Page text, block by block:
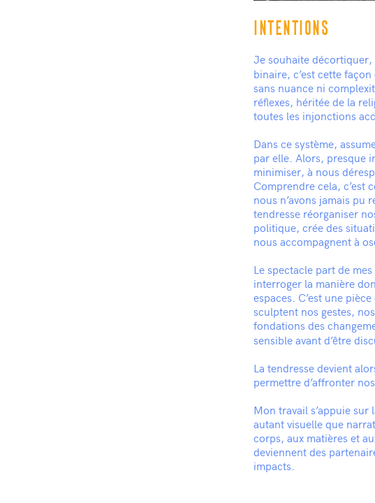
INTENTIONS
Je souhaite décortiquer,
binaire, c’est cette
sans nuance ni
réflexes, héritée de la
toutes les injonctions
Dans ce système,
par elle. Alors, presque
minimiser, à nous
Comprendre cela, c’est
nous n’avons jamais pu
tendresse réorganiser
politique, crée des
nous accompagnent à
Le spectacle part de
interroger la manière
espaces. C’est une
sculptent nos gestes,
fondations des
sensible avant d’être
La tendresse devient
permettre d’affronter
Mon travail s’appuie
autant visuelle que
corps, aux matières et
deviennent des
impacts.